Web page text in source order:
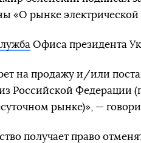
«О рынке электрической
Офиса президента
на продажу и/или
Российской Федерации
рынке)», —
получает право